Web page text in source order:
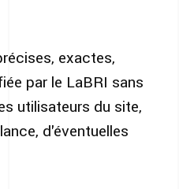
exactes,
par le LaBRI sans
utilisateurs du site,
d'éventuelles